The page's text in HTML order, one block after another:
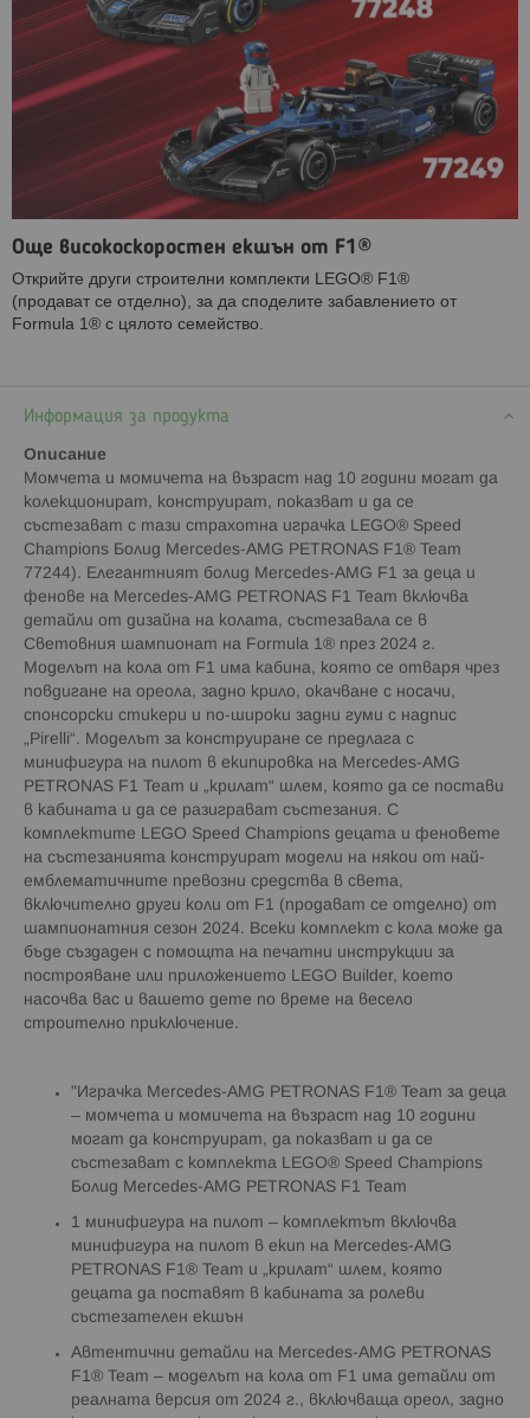
Още високоскоростен екшън от F1®
Открийте други строителни комплекти LEGO® F1®
(продават се отделно), за да споделите забавлението от
Formula 1® с цялото семейство.
Информация за продукта
Описание
Момчета и момичета на възраст над 10 години могат да
колекционират, конструират, показват и да се
състезават с тази страхотна играчка LEGO® Speed
Champions Болид Mercedes-AMG PETRONAS F1® Team
77244). Елегантният болид Mercedes-AMG F1 за деца и
фенове на Mercedes-AMG PETRONAS F1 Team включва
детайли от дизайна на колата, състезавала се в
Световния шампионат на Formula 1® през 2024 г.
Моделът на кола от F1 има кабина, която се отваря чрез
повдигане на ореола, задно крило, окачване с носачи,
спонсорски стикери и по-широки задни гуми с надпис
„Pirelli“. Моделът за конструиране се предлага с
минифигура на пилот в екипировка на Mercedes-AMG
PETRONAS F1 Team и „крилат“ шлем, която да се постави
в кабината и да се разиграват състезания. С
комплектите LEGO Speed Champions децата и феновете
на състезанията конструират модели на някои от най-
емблематичните превозни средства в света,
включително други коли от F1 (продават се отделно) от
шампионатния сезон 2024. Всеки комплект с кола може да
бъде създаден с помощта на печатни инструкции за
построяване или приложението LEGO Builder, което
насочва вас и вашето дете по време на весело
строително приключение.
"Играчка Mercedes-AMG PETRONAS F1® Team за деца
– момчета и момичета на възраст над 10 години
могат да конструират, да показват и да се
състезават с комплекта LEGO® Speed Champions
Болид Mercedes-AMG PETRONAS F1 Team
1 минифигура на пилот – комплектът включва
минифигура на пилот в екип на Mercedes-AMG
PETRONAS F1® Team и „крилат“ шлем, която
децата да поставят в кабината за ролеви
състезателен екшън
Автентични детайли на Mercedes-AMG PETRONAS
F1® Team – моделът на кола от F1 има детайли от
реалната версия от 2024 г., включваща ореол, задно